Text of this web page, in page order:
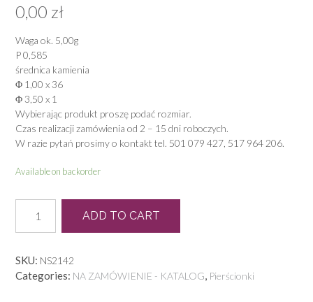
0,00 zł
Waga ok. 5,00g
P 0,585
średnica kamienia
Φ 1,00 x 36
Φ 3,50 x 1
Wybierając produkt proszę podać rozmiar.
Czas realizacji zamówienia od 2 – 15 dni roboczych.
W razie pytań prosimy o kontakt tel. 501 079 427, 517 964 206.
Available on backorder
0343
quantity
ADD TO CART
SKU: NS2142
Categories: NA ZAMÓWIENIE - KATALOG, Pierścionki